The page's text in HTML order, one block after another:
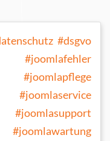
#dsgvo
#joomlafehler
#joomlapflege
#joomlaservice
#joomlasupport
#joomlawartung